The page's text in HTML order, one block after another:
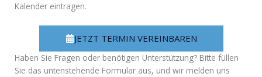
Kalender eintragen.
JETZT TERMIN VEREINBAREN
Haben Sie Fragen oder benötigen Unterstützung? Bitte füllen
Sie das untenstehende Formular aus, und wir melden uns